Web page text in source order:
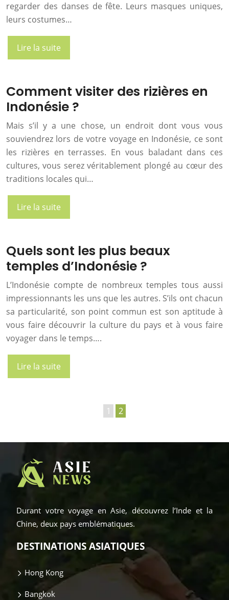
regarder des danses de fête. Leurs masques uniques,
leurs costumes…
Lire la suite
Comment visiter des rizières en
Indonésie ?
Mais s’il y a une chose, un endroit dont vous vous
souviendrez lors de votre voyage en Indonésie, ce sont
les rizières en terrasses. En vous baladant dans ces
cultures, vous serez véritablement plongé au cœur des
traditions locales qui…
Lire la suite
Quels sont les plus beaux
temples d’Indonésie ?
L’Indonésie compte de nombreux temples tous aussi
impressionnants les uns que les autres. S’ils ont chacun
sa particularité, son point commun est son aptitude à
vous faire découvrir la culture du pays et à vous faire
voyager dans le temps….
Lire la suite
1 2
Durant votre voyage en Asie, découvrez l’Inde et la
Chine, deux pays emblématiques.
DESTINATIONS ASIATIQUES
Hong Kong
Bangkok